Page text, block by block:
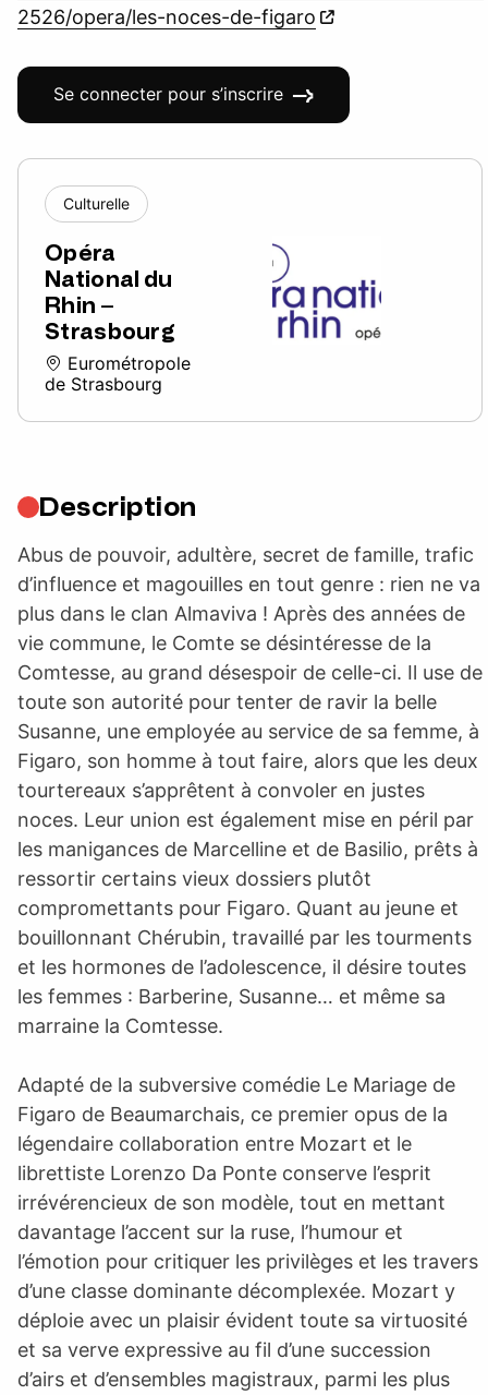
2526/opera/les-noces-de-figaro
Se connecter pour s’inscrire
Culturelle
Opéra
National du
Rhin –
Strasbourg
Eurométropole
de Strasbourg
Description
Abus de pouvoir, adultère, secret de famille, trafic
d’influence et magouilles en tout genre : rien ne va
plus dans le clan Almaviva ! Après des années de
vie commune, le Comte se désintéresse de la
Comtesse, au grand désespoir de celle-ci. Il use de
toute son autorité pour tenter de ravir la belle
Susanne, une employée au service de sa femme, à
Figaro, son homme à tout faire, alors que les deux
tourtereaux s’apprêtent à convoler en justes
noces. Leur union est également mise en péril par
les manigances de Marcelline et de Basilio, prêts à
ressortir certains vieux dossiers plutôt
compromettants pour Figaro. Quant au jeune et
bouillonnant Chérubin, travaillé par les tourments
et les hormones de l’adolescence, il désire toutes
les femmes : Barberine, Susanne… et même sa
marraine la Comtesse.
Adapté de la subversive comédie Le Mariage de
Figaro de Beaumarchais, ce premier opus de la
légendaire collaboration entre Mozart et le
librettiste Lorenzo Da Ponte conserve l’esprit
irrévérencieux de son modèle, tout en mettant
davantage l’accent sur la ruse, l’humour et
l’émotion pour critiquer les privilèges et les travers
d’une classe dominante décomplexée. Mozart y
déploie avec un plaisir évident toute sa virtuosité
et sa verve expressive au fil d’une succession
d’airs et d’ensembles magistraux, parmi les plus